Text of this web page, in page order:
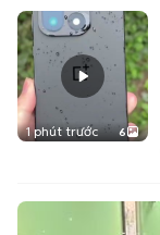
1 phút trước 6